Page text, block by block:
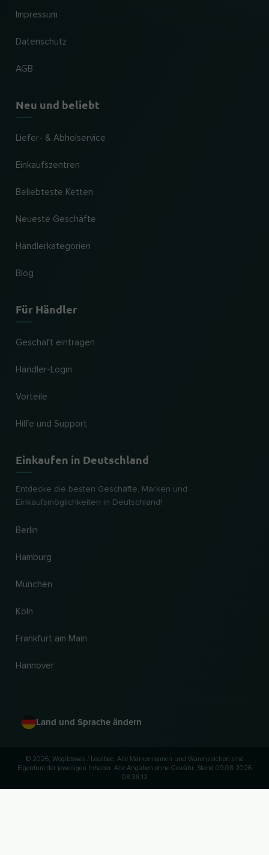
Impressum
Datenschutz
AGB
Neu und beliebt
Liefer- & Abholservice
Einkaufszentren
Beliebteste Ketten
Neueste Geschäfte
Händlerkategorien
Blog
Für Händler
Geschäft eintragen
Händler-Login
Vorteile
Hilfe und Support
Einkaufen in Deutschland
Entdecke die besten Geschäfte, Marken und
Einkaufsmöglichkeiten in Deutschland!
Berlin
Hamburg
München
Köln
Frankfurt am Main
Hannover
Land und Sprache ändern
© 2026, Wogibtswas / Locabee. Alle Markennamen und Warenzeichen sind
Eigentum der jeweiligen Inhaber. Alle Angaben ohne Gewähr. Stand 09.08.2026
08:38:12